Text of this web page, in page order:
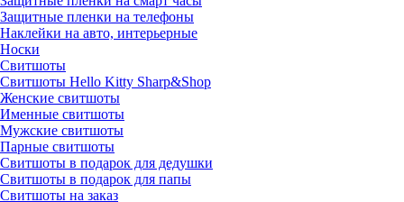
Защитные пленки на телефоны
Наклейки на авто, интерьерные
Носки
Свитшоты
Cвитшоты Hello Kitty Sharp&Shop
Женские свитшоты
Именные свитшоты
Мужские свитшоты
Парные свитшоты
Свитшоты в подарок для дедушки
Свитшоты в подарок для папы
Свитшоты на заказ